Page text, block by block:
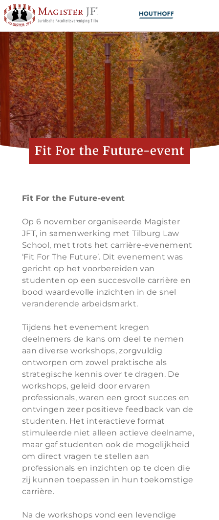
Fit For the Future-event
Fit For the Future-event
Op 6 november organiseerde Magister
JFT, in samenwerking met Tilburg Law
School, met trots het carrière-evenement
‘Fit For The Future’. Dit evenement was
gericht op het voorbereiden van
studenten op een succesvolle carrière en
bood waardevolle inzichten in de snel
veranderende arbeidsmarkt.
Tijdens het evenement kregen
deelnemers de kans om deel te nemen
aan diverse workshops, zorgvuldig
ontworpen om zowel praktische als
strategische kennis over te dragen. De
workshops, geleid door ervaren
professionals, waren een groot succes en
ontvingen zeer positieve feedback van de
studenten. Het interactieve format
stimuleerde niet alleen actieve deelname,
maar gaf studenten ook de mogelijkheid
om direct vragen te stellen aan
professionals en inzichten op te doen die
zij kunnen toepassen in hun toekomstige
carrière.
Na de workshops vond een levendige